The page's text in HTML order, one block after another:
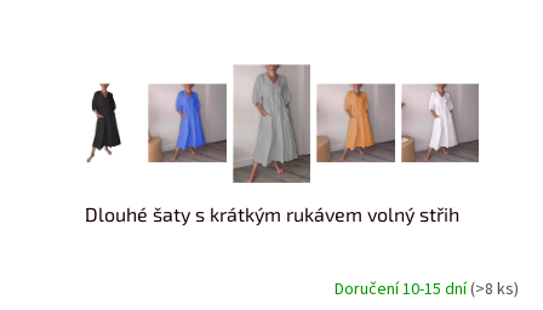
Dlouhé šaty s krátkým rukávem volný střih
Doručení 10-15 dní(>8 ks)